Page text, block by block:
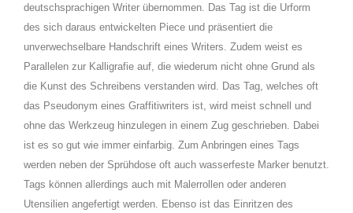
deutschsprachigen Writer übernommen. Das Tag ist die Urform
des sich daraus entwickelten Piece und präsentiert die
unverwechselbare Handschrift eines Writers. Zudem weist es
Parallelen zur Kalligrafie auf, die wiederum nicht ohne Grund als
die Kunst des Schreibens verstanden wird. Das Tag, welches oft
das Pseudonym eines Graffitiwriters ist, wird meist schnell und
ohne das Werkzeug hinzulegen in einem Zug geschrieben. Dabei
ist es so gut wie immer einfarbig. Zum Anbringen eines Tags
werden neben der Sprühdose oft auch wasserfeste Marker benutzt.
Tags können allerdings auch mit Malerrollen oder anderen
Utensilien angefertigt werden. Ebenso ist das Einritzen des